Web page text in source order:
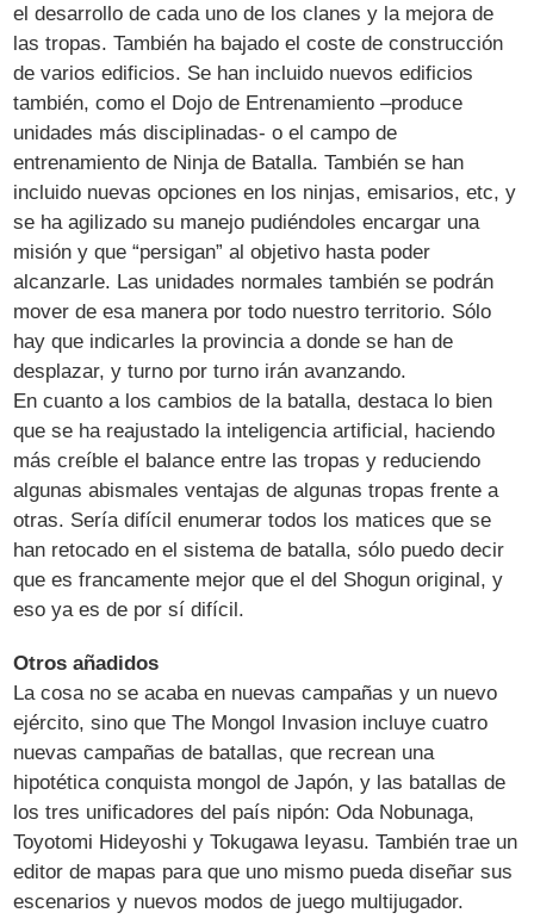
el desarrollo de cada uno de los clanes y la mejora de
las tropas. También ha bajado el coste de construcción
de varios edificios. Se han incluido nuevos edificios
también, como el Dojo de Entrenamiento –produce
unidades más disciplinadas- o el campo de
entrenamiento de Ninja de Batalla. También se han
incluido nuevas opciones en los ninjas, emisarios, etc, y
se ha agilizado su manejo pudiéndoles encargar una
misión y que “persigan” al objetivo hasta poder
alcanzarle. Las unidades normales también se podrán
mover de esa manera por todo nuestro territorio. Sólo
hay que indicarles la provincia a donde se han de
desplazar, y turno por turno irán avanzando.
En cuanto a los cambios de la batalla, destaca lo bien
que se ha reajustado la inteligencia artificial, haciendo
más creíble el balance entre las tropas y reduciendo
algunas abismales ventajas de algunas tropas frente a
otras. Sería difícil enumerar todos los matices que se
han retocado en el sistema de batalla, sólo puedo decir
que es francamente mejor que el del Shogun original, y
eso ya es de por sí difícil.
Otros añadidos
La cosa no se acaba en nuevas campañas y un nuevo
ejército, sino que The Mongol Invasion incluye cuatro
nuevas campañas de batallas, que recrean una
hipotética conquista mongol de Japón, y las batallas de
los tres unificadores del país nipón: Oda Nobunaga,
Toyotomi Hideyoshi y Tokugawa Ieyasu. También trae un
editor de mapas para que uno mismo pueda diseñar sus
escenarios y nuevos modos de juego multijugador.